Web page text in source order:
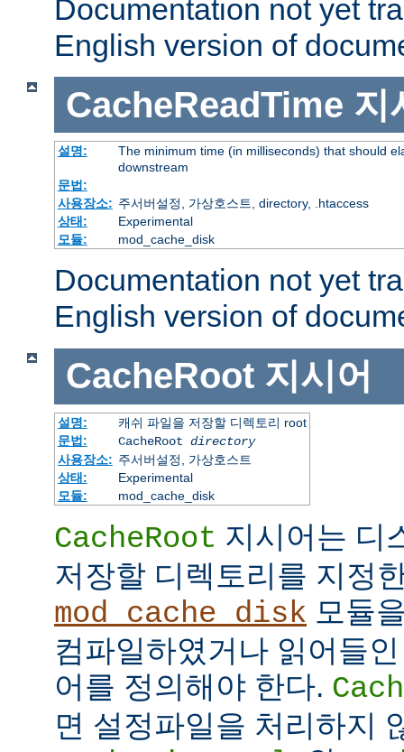
Documentation not yet
English version of
CacheReadTime 지
설명:
The minimum time (in milliseconds) that should
downstream
문법:
사용장소: 주서버설정, 가상호스트, directory, .htaccess
상태:
Experimental
모듈:
mod_cache_disk
Documentation not yet
English version of
CacheRoot 지시어
설명:
캐쉬 파일을 저장할 디렉토리 root
문법:
CacheRoot directory
사용장소: 주서버설정, 가상호스트
상태:
Experimental
모듈:
mod_cache_disk
CacheRoot 지시어는 디
저장할 디렉토리를 지정
mod_cache_disk 모듈
컴파일하였거나 읽어들
어를 정의해야 한다.
면 설정파일을 처리하지